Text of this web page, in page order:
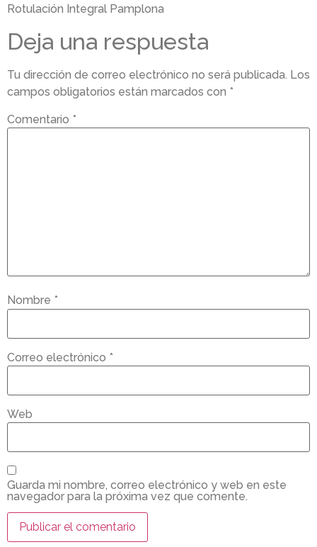
Rotulación Integral Pamplona
Deja una respuesta
Tu dirección de correo electrónico no será publicada. Los
campos obligatorios están marcados con *
Comentario *
Nombre *
Correo electrónico *
Web
Guarda mi nombre, correo electrónico y web en este
navegador para la próxima vez que comente.